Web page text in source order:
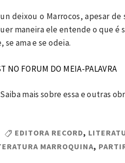
deixou o Marrocos, apesar
maneira ele entende o que
ama e se odeia.
NO FORUM DO MEIA-PALAVRA
Saiba mais sobre essa e outras
EDITORA RECORD,
MARROQUINA,